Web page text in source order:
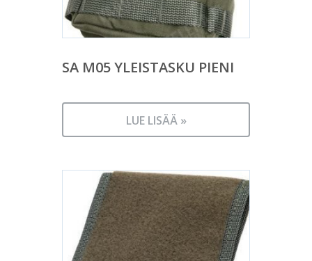
SA M05 YLEISTASKU PIENI
LUE LISÄÄ »